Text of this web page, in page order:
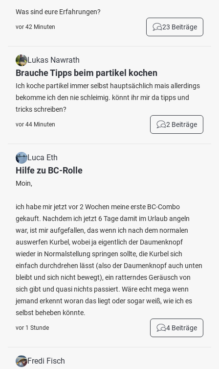
Was sind eure Erfahrungen?
vor 42 Minuten 23 Beiträge
Lukas Nawrath
Brauche Tipps beim partikel kochen
Ich koche partikel immer selbst hauptsächlich mais allerdings
bekomme ich den nie schleimig. könnt ihr mir da tipps und
tricks schreiben?
vor 44 Minuten 2 Beiträge
Luca Eth
Hilfe zu BC-Rolle
Moin,
ich habe mir jetzt vor 2 Wochen meine erste BC-Combo
gekauft. Nachdem ich jetzt 6 Tage damit im Urlaub angeln
war, ist mir aufgefallen, das wenn ich nach dem normalen
auswerfen Kurbel, wobei ja eigentlich der Daumenknopf
wieder in Normalstellung springen sollte, die Kurbel sich
einfach durchdrehen lässt (also der Daumenknopf auch unten
bleibt und sich nicht bewegt), ein ratterndes Geräusch von
sich gibt und quasi nichts passiert. Wäre echt mega wenn
jemand erkennt woran das liegt oder sogar weiß, wie ich es
selbst beheben könnte.
vor 1 Stunde 4 Beiträge
Fredi Fisch